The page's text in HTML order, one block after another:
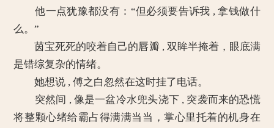
他一点犹豫都没有：“但必须要告诉我 , 拿钱做什
么。”
茵宝死死的咬着自己的唇瓣 , 双眸半掩着，眼底满
是错综复杂的情绪。
她想说 , 傅之白忽然在这时挂了电话。
突然间 , 像是一盆冷水兜头浇下 , 突袭而来的恐慌
将整颗心绪给霸占得满满当当，掌心里托着的机身在